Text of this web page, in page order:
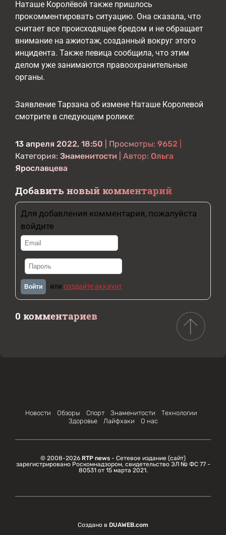
Наташе Королёвой также пришлось
прокомментировать ситуацию. Она сказала, что
считает все происходящее бредом и не обращает
внимание на ажиотаж, созданный вокруг этого
инцидента. Также певица сообщила, что этим
делом уже занимаются правоохранительные
органы.
Заявление Тарзана об измене Наташе Королевой
смотрите в следующем ролике:
13 апреля 2022, 18:50 | Просмотры: 9652
Категория: Знаменитости | Автор: Ольга
Ярославцева
Добавить новый комментарий
Для добавления комментария, пожалуйста
войдите
Войти или создайте аккаунт
0 комментариев
Новости Обзоры Спорт Знаменитости
Технологии
Здоровье
Лайфхаки О нас
© 2008-2026 RTP news - Сетевое издание (сайт)
зарегистрировано Роскомнадзором, свидетельство ЭЛ № ФС 77 -
80531 от 15 марта 2021.
Создано в DUAWEB.com